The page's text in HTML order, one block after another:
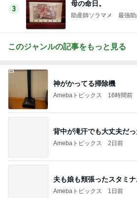
3
母の命日。
助産師ソラマメ 最強助
このジャンルの記事をもっと見る
神がかってる掃除機
Amebaトピックス 16時間前
背中が滝汗でも大丈夫だ
Amebaトピックス 2日前
夫も娘も頬張ったスタミ
Amebaトピックス 1日前